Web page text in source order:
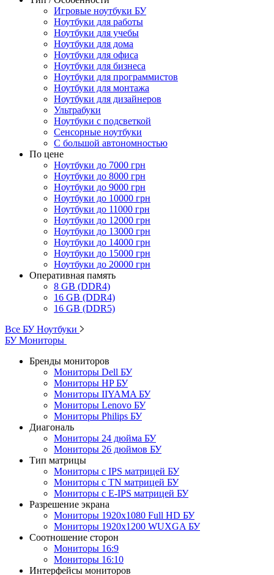
Игровые ноутбуки БУ
Ноутбуки для работы
Ноутбуки для учебы
Ноутбуки для дома
Ноутбуки для офиса
Ноутбуки для бизнеса
Ноутбуки для программистов
Ноутбуки для монтажа
Ноутбуки для дизайнеров
Ультрабуки
Ноутбуки с подсветкой
Сенсорные ноутбуки
С большой автономностью
По цене
Ноутбуки до 7000 грн
Ноутбуки до 8000 грн
Ноутбуки до 9000 грн
Ноутбуки до 10000 грн
Ноутбуки до 11000 грн
Ноутбуки до 12000 грн
Ноутбуки до 13000 грн
Ноутбуки до 14000 грн
Ноутбуки до 15000 грн
Ноутбуки до 20000 грн
Оперативная память
8 GB (DDR4)
16 GB (DDR4)
16 GB (DDR5)
Все БУ Ноутбуки
БУ Мониторы
Бренды мониторов
Мониторы Dell БУ
Мониторы HP БУ
Мониторы IIYAMA БУ
Мониторы Lenovo БУ
Мониторы Philips БУ
Диагональ
Мониторы 24 дюйма БУ
Мониторы 26 дюймов БУ
Тип матрицы
Мониторы с IPS матрицей БУ
Мониторы с TN матрицей БУ
Мониторы с E-IPS матрицей БУ
Разрешение экрана
Мониторы 1920x1080 Full HD БУ
Мониторы 1920x1200 WUXGA БУ
Соотношение сторон
Мониторы 16:9
Мониторы 16:10
Интерфейсы мониторов